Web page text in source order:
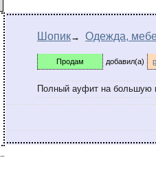
Шопик→ Одежда,
Продам добавил(а)
Полный ауфит на большую